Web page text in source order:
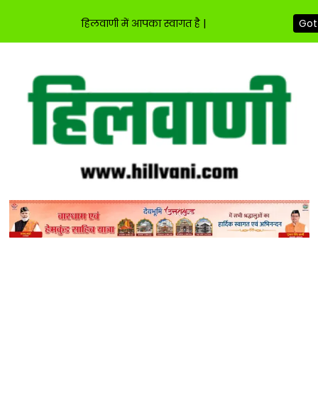
content
हिलवाणी में आपका स्वागत है |